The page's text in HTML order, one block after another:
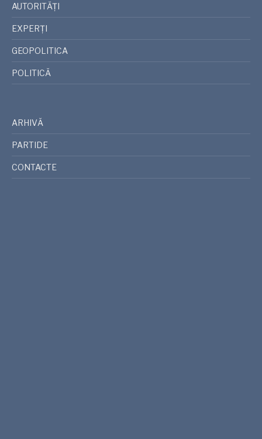
AUTORITĂȚI
EXPERȚI
GEOPOLITICA
POLITICĂ
ARHIVĂ
PARTIDE
CONTACTE